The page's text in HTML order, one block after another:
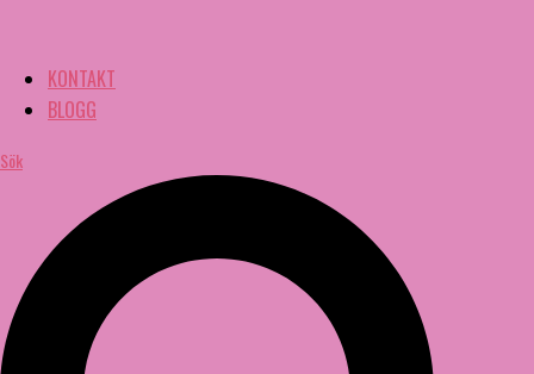
KONTAKT
BLOGG
Sök